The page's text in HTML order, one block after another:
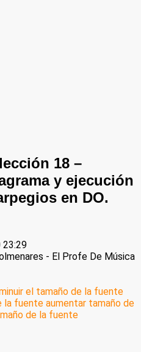
18 –
y ejecución
en DO.
23:29
- El Profe De Música
el tamaño de la fuente
aumentar tamaño de